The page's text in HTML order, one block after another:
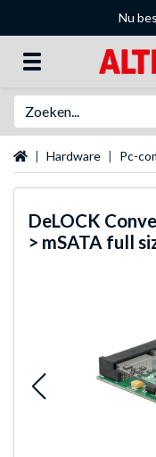
Nu
Startpagina
Hardware Pc-
DeLOCK
> mSATA full